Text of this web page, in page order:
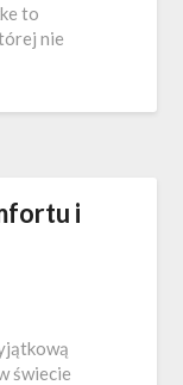
to
nie
i
świecie